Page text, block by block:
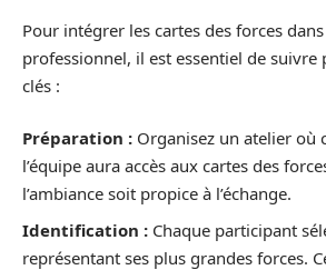
Pour intégrer les cartes des forces
professionnel, il est essentiel de suivre
clés :
Préparation : Organisez un atelier où
l’équipe aura accès aux cartes des
l’ambiance soit propice à l’échange.
Identification : Chaque participant
représentant ses plus grandes forces.